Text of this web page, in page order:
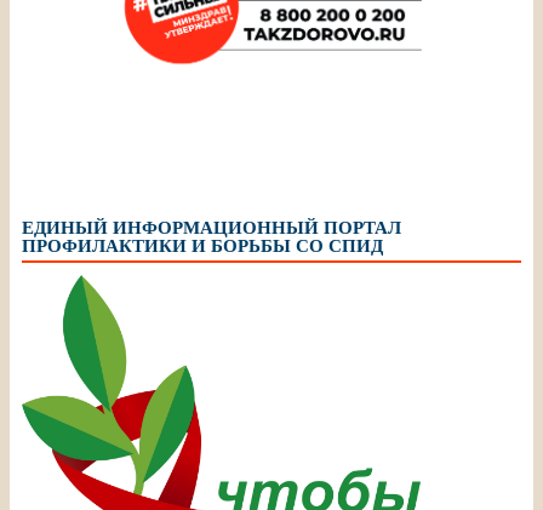
ЕДИНЫЙ ИНФОРМАЦИОННЫЙ ПОРТАЛ
ПРОФИЛАКТИКИ И БОРЬБЫ СО СПИД